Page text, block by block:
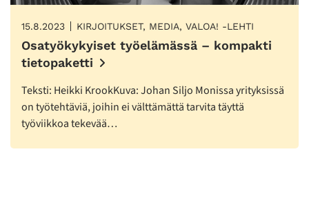
15.8.2023 KIRJOITUKSET, MEDIA, VALOA! -LEHTI
Osatyökykyiset työelämässä – kompakti
tietopaketti
Teksti: Heikki KrookKuva: Johan Siljo Monissa yrityksissä
on työtehtäviä, joihin ei välttämättä tarvita täyttä
työviikkoa tekevää…